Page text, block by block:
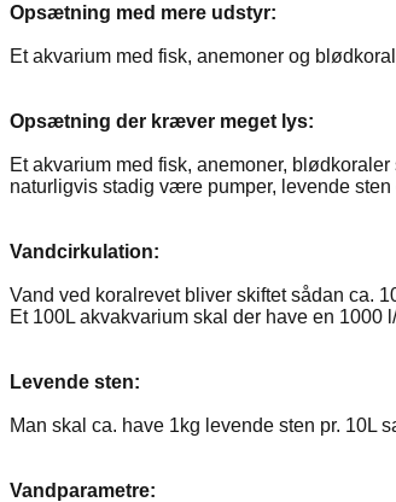
Opsætning med mere udstyr:
Et akvarium med fisk, anemoner og
Opsætning der kræver meget lys:
Et akvarium med fisk, anemoner,
naturligvis stadig være pumper, levende sten
Vandcirkulation:
Vand ved koralrevet bliver skiftet sådan ca.
Et 100L akvakvarium skal der have en 1000
Levende sten:
Man skal ca. have 1kg levende sten pr. 10L
Vandparametre: